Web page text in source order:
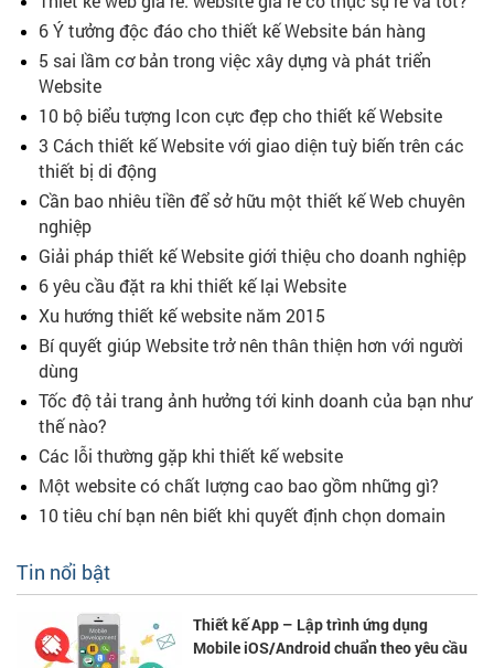
6 Ý tưởng độc đáo cho thiết kế Website bán hàng
5 sai lầm cơ bản trong việc xây dựng và phát triển
Website
10 bộ biểu tượng Icon cực đẹp cho thiết kế Website
3 Cách thiết kế Website với giao diện tuỳ biến trên các
thiết bị di động
Cần bao nhiêu tiền để sở hữu một thiết kế Web chuyên
nghiệp
Giải pháp thiết kế Website giới thiệu cho doanh nghiệp
6 yêu cầu đặt ra khi thiết kế lại Website
Xu hướng thiết kế website năm 2015
Bí quyết giúp Website trở nên thân thiện hơn với người
dùng
Tốc độ tải trang ảnh hưởng tới kinh doanh của bạn như
thế nào?
Các lỗi thường gặp khi thiết kế website
Một website có chất lượng cao bao gồm những gì?
10 tiêu chí bạn nên biết khi quyết định chọn domain
Tin nổi bật
Thiết kế App – Lập trình ứng dụng
Mobile iOS/Android chuẩn theo yêu cầu